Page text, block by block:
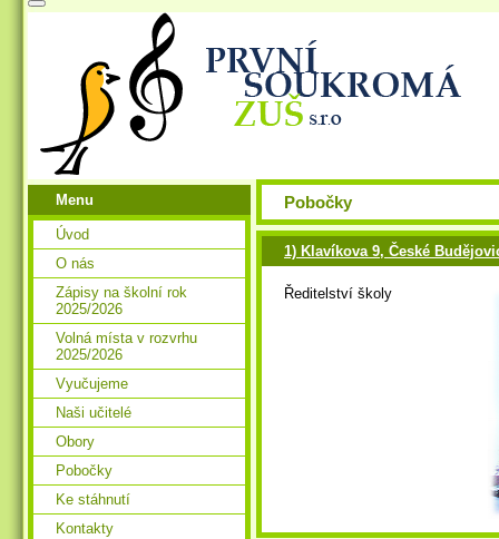
Pobočky
1) Klavíkova 9, České
Ředitelství školy
Menu
Úvod
O nás
Zápisy na školní rok
2025/2026
Volná místa v rozvrhu
2025/2026
Vyučujeme
Naši učitelé
Obory
Pobočky
Ke stáhnutí
Kontakty